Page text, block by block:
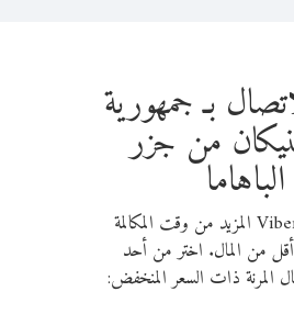
بـ جمهورية
من جزر
الباهاما
يمنحك Viber Out المزيد من وقت المكالمة
أقل من المال. اختر من أحد
المرنة ذات السعر المنخفض: